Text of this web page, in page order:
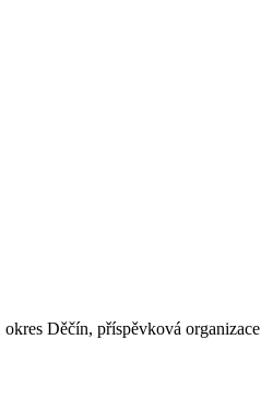
Děčín, příspěvková organizace